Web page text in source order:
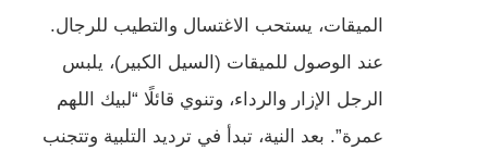
الميقات، يستحب الاغتسال والتطيب للرجال.
عند الوصول للميقات (السيل الكبير)، يلبس
الرجل الإزار والرداء، وتنوي قائلًا “لبيك اللهم
عمرة”. بعد النية، تبدأ في ترديد التلبية وتتجنب